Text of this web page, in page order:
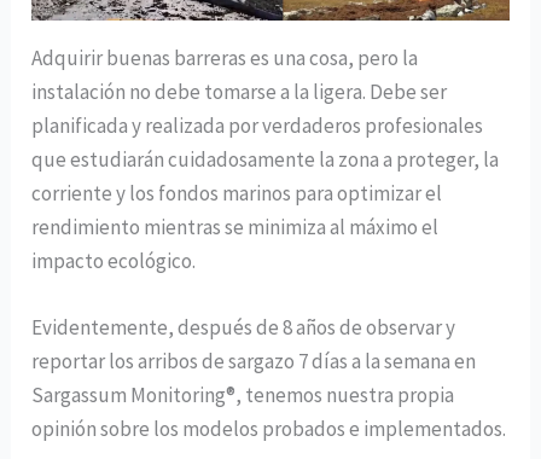
Adquirir buenas barreras es una cosa, pero la
instalación no debe tomarse a la ligera. Debe ser
planificada y realizada por verdaderos profesionales
que estudiarán cuidadosamente la zona a proteger, la
corriente y los fondos marinos para optimizar el
rendimiento mientras se minimiza al máximo el
impacto ecológico.
Evidentemente, después de 8 años de observar y
reportar los arribos de sargazo 7 días a la semana en
Sargassum Monitoring®, tenemos nuestra propia
opinión sobre los modelos probados e implementados.